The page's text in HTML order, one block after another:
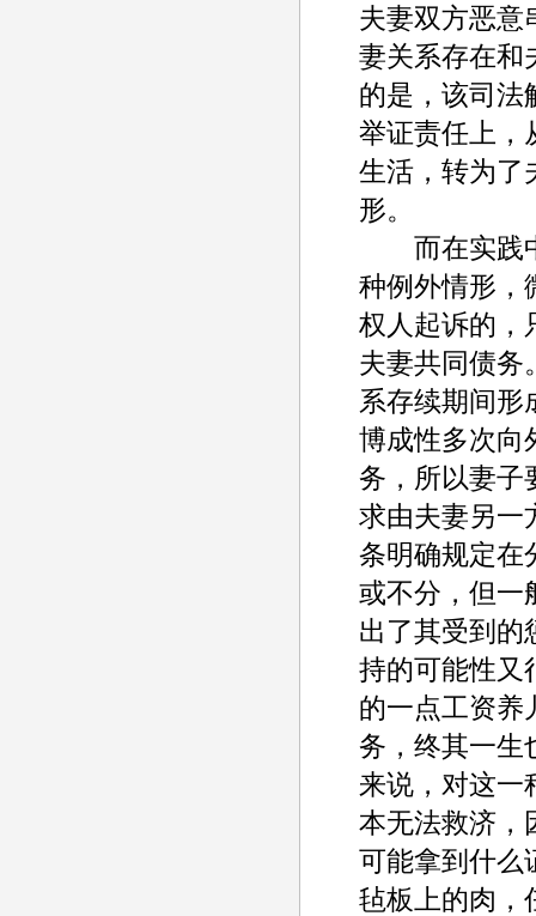
夫妻双方恶意
妻关系存在和
的是，该司法
举证责任上，
生活，转为了
形。
而在实践中
种例外情形，
权人起诉的，
夫妻共同债务
系存续期间形
博成性多次向
务，所以妻子
求由夫妻另一
条明确规定在
或不分，但一
出了其受到的
持的可能性又
的一点工资养
务，终其一生
来说，对这一
本无法救济，
可能拿到什么
毡板上的肉，